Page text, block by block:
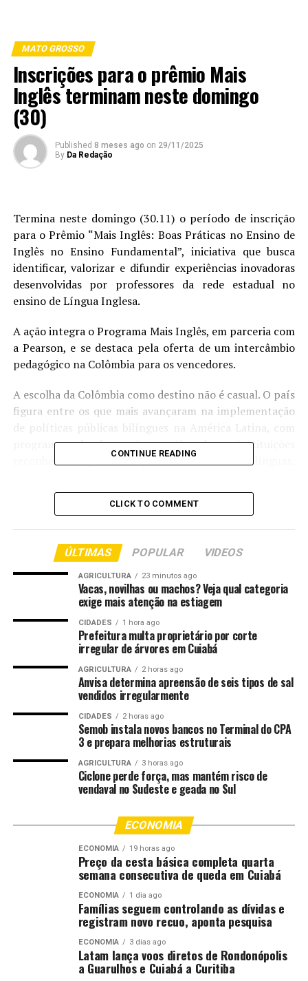
MATO GROSSO
Inscrições para o prêmio Mais
Inglês terminam neste domingo
(30)
Published 8 meses ago on 29/11/2025
By Da Redação
Termina neste domingo (30.11) o período de inscrição
para o Prêmio “Mais Inglês: Boas Práticas no Ensino de
Inglês no Ensino Fundamental”, iniciativa que busca
identificar, valorizar e difundir experiências inovadoras
desenvolvidas por professores da rede estadual no
ensino de Língua Inglesa.
A ação integra o Programa Mais Inglês, em parceria com
a Pearson, e se destaca pela oferta de um intercâmbio
pedagógico na Colômbia para os vencedores.
A escolha da Colômbia como destino não é casual. O país
figura entre os que mais avançaram na implementação
de políticas públicas bilíngues na América Latina, com
programas de formação continuada e instituições
reconhecidas pela atuação em ensino de línguas,
anos finais do Ensino Fundamental é o mesmo adotado
em diversas redes colombianas, onde já fundamentam
práticas bem-sucedidas no ensino de inglês para
falantes não nativos.
A vivência direta desse contexto permitirá aos
professores mato-grossenses observar metodologias,
estratégias e rotinas que podem qualificar ainda mais o
trabalho realizado no Programa Mais Inglês.
A iniciativa também se articula com o Intercâmbio MT
no Mundo, que promove experiências formativas em
países de língua inglesa. A inclusão da Colômbia amplia
o escopo das ações internacionais ao apresentar
modelos alternativos de ensino de línguas em contextos
próximos ao brasileiro, reforçando o compromisso da
Seduc com a atualização pedagógica e a
internacionalização das práticas docentes.
Participação e critérios
De acordo com o edital nº 024/2025/GS/SEDUC/MT,
podem participar professores efetivos ou contratados
que atuem no Ensino Fundamental, utilizem o material
didático fornecido pela Seduc, e estejam em exercício
nos anos letivos de 2025 e 2026.
As inscrições serão realizadas por formulário online,
CONTINUE READING
CLICK TO COMMENT
ÚLTIMAS POPULAR VIDEOS
AGRICULTURA 23 minutos ago
Vacas, novilhas ou machos? Veja qual categoria
exige mais atenção na estiagem
CIDADES 1 hora ago
Prefeitura multa proprietário por corte
irregular de árvores em Cuiabá
AGRICULTURA 2 horas ago
Anvisa determina apreensão de seis tipos de sal
vendidos irregularmente
CIDADES 2 horas ago
Semob instala novos bancos no Terminal do CPA
3 e prepara melhorias estruturais
AGRICULTURA 3 horas ago
Ciclone perde força, mas mantém risco de
vendaval no Sudeste e geada no Sul
ECONOMIA
ECONOMIA 19 horas ago
Preço da cesta básica completa quarta
semana consecutiva de queda em Cuiabá
ECONOMIA 1 dia ago
Famílias seguem controlando as dívidas e
registram novo recuo, aponta pesquisa
ECONOMIA 3 dias ago
Latam lança voos diretos de Rondonópolis
a Guarulhos e Cuiabá a Curitiba